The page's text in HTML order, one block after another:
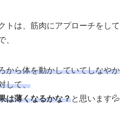
トは、筋肉にアプローチをして
、
から体を動かしていてしなやか
して、
は薄くなるかな？と思います💦